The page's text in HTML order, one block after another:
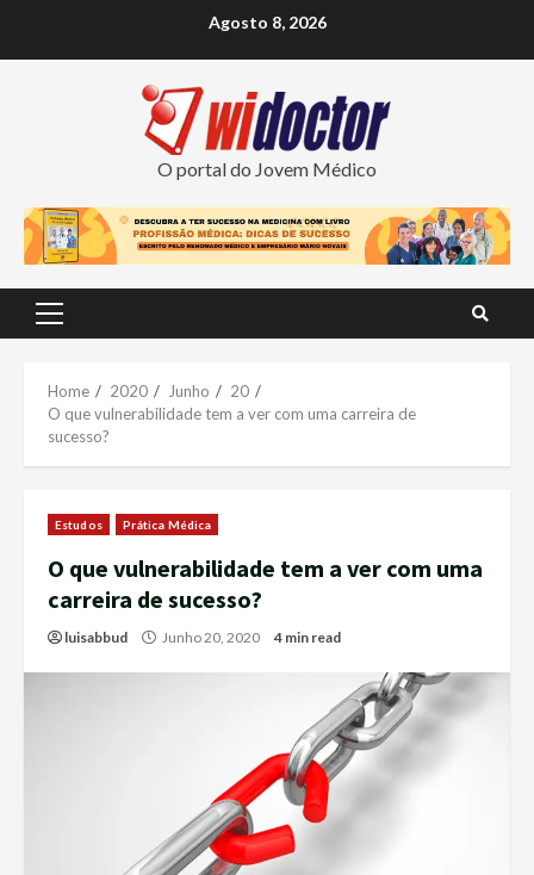
Agosto 8, 2026
O portal do Jovem Médico
Primary
Home 2020 Junho
20
O que vulnerabilidade tem a ver com uma carreira de
sucesso?
Estudos Prática Médica
O que vulnerabilidade tem a ver com uma
carreira de sucesso?
luisabbud Junho 20, 2020 4 min read